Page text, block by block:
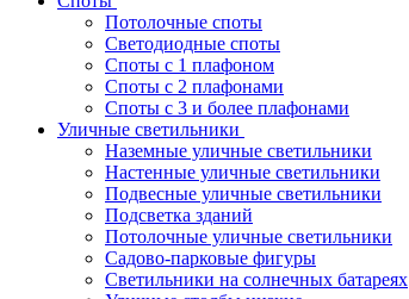
Потолочные споты
Светодиодные споты
Споты с 1 плафоном
Споты с 2 плафонами
Споты с 3 и более плафонами
Уличные светильники
Наземные уличные светильники
Настенные уличные светильники
Подвесные уличные светильники
Подсветка зданий
Потолочные уличные светильники
Садово-парковые фигуры
Светильники на солнечных батареях